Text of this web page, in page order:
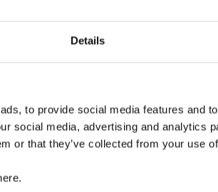
Details
to provide social media features and
social media, advertising and analytics
or that they’ve collected from your use